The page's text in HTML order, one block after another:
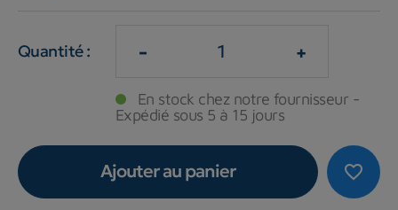
Quantité : - +
En stock chez notre fournisseur -
Expédié sous 5 à 15 jours
favorite_border
Ajouter au panier